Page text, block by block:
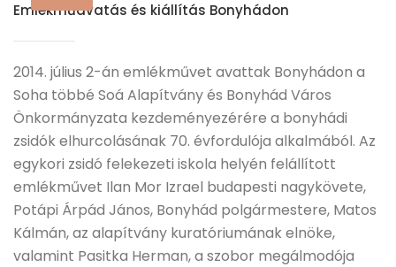
Emlékműavatás és kiállítás Bonyhádon
2014. július 2-án emlékművet avattak Bonyhádon a
Soha többé Soá Alapítvány és Bonyhád Város
Önkormányzata kezdeményezérére a bonyhádi
zsidók elhurcolásának 70. évfordulója alkalmából. Az
egykori zsidó felekezeti iskola helyén felállított
emlékművet Ilan Mor Izrael budapesti nagykövete,
Potápi Árpád János, Bonyhád polgármestere, Matos
Kálmán, az alapítvány kuratóriumának elnöke,
valamint Pasitka Herman, a szobor megálmodója